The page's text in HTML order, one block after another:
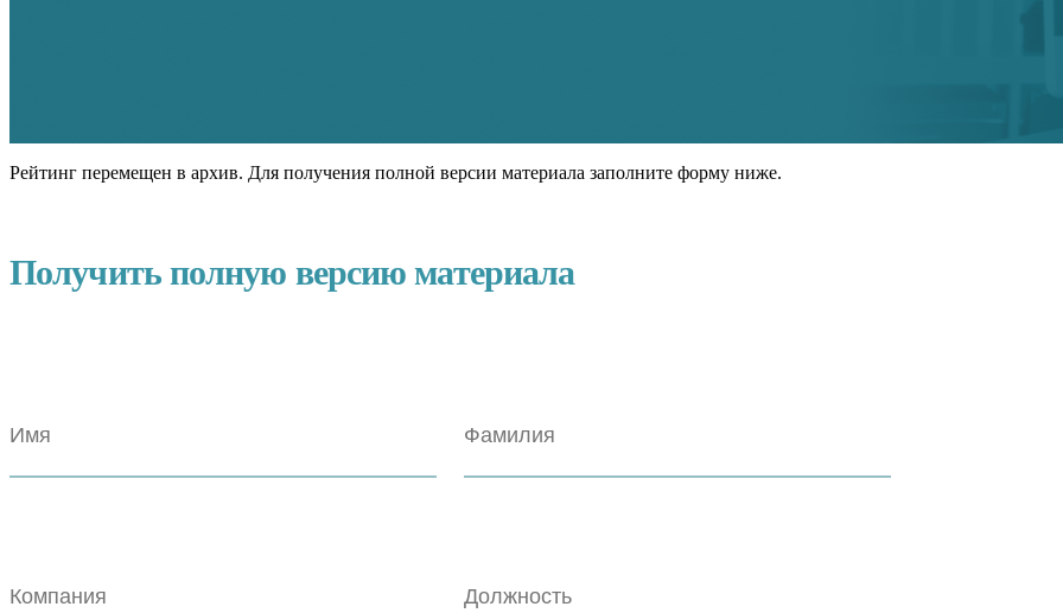
Рейтинг перемещен в архив. Для получения полной версии материала заполните форму ниже.
Получить полную версию материала